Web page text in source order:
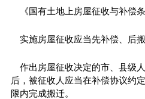
《国有土地上房屋征收与补偿
实施房屋征收应当先补偿、后搬
作出房屋征收决定的市、县级
后，被征收人应当在补偿协议约
限内完成搬迁。